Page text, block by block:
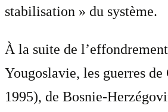
stabilisation » du système.
À la suite de
Yougoslavie, les guerres
1995), de Bosnie-